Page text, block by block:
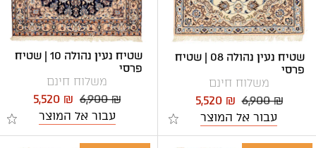
שטיח נעין נהולה 08 | שטיח
פרסי
משלוח חינם
6,900 ₪
5,520 ₪
עבור אל המוצר
שטיח נעין נהולה 10 | שטיח
פרסי
משלוח חינם
6,900 ₪
5,520 ₪
עבור אל המוצר